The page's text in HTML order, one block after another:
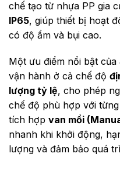
chế tạo từ nhựa PP gia
IP65, giúp thiết bị hoạt
có độ ẩm và bụi cao.
Một ưu điểm nổi bật của
vận hành ở cả chế độ
lượng tỷ lệ, cho phép
chế độ phù hợp với
tích hợp van mồi
nhanh khi khởi động,
lượng và đảm bảo quá